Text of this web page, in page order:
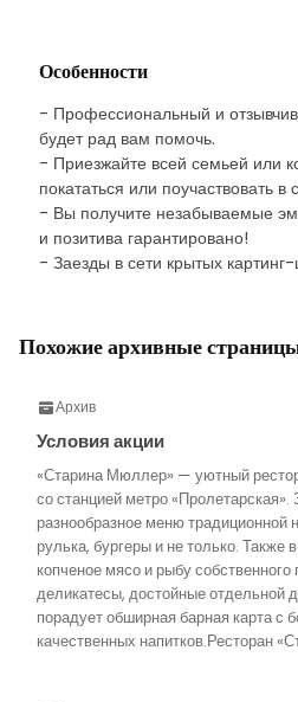
Особенности
- Профессиональный и
будет рад вам помочь.
- Приезжайте всей семьей или
покататься или поучаствовать в
- Вы получите незабываемые
и позитива гарантировано!
- Заезды в сети крытых
Похожие архивные
Архив
Условия акции
«Старина Мюллер» — уютный
со станцией метро
разнообразное меню традиционной
рулька, бургеры и не только. Также
копченое мясо и рыбу
деликатесы, достойные отдельной
порадует обширная барная карта с
качественных напитков.Ресторан